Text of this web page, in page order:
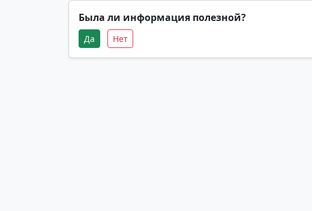
Была ли информация полезной?
Да Нет